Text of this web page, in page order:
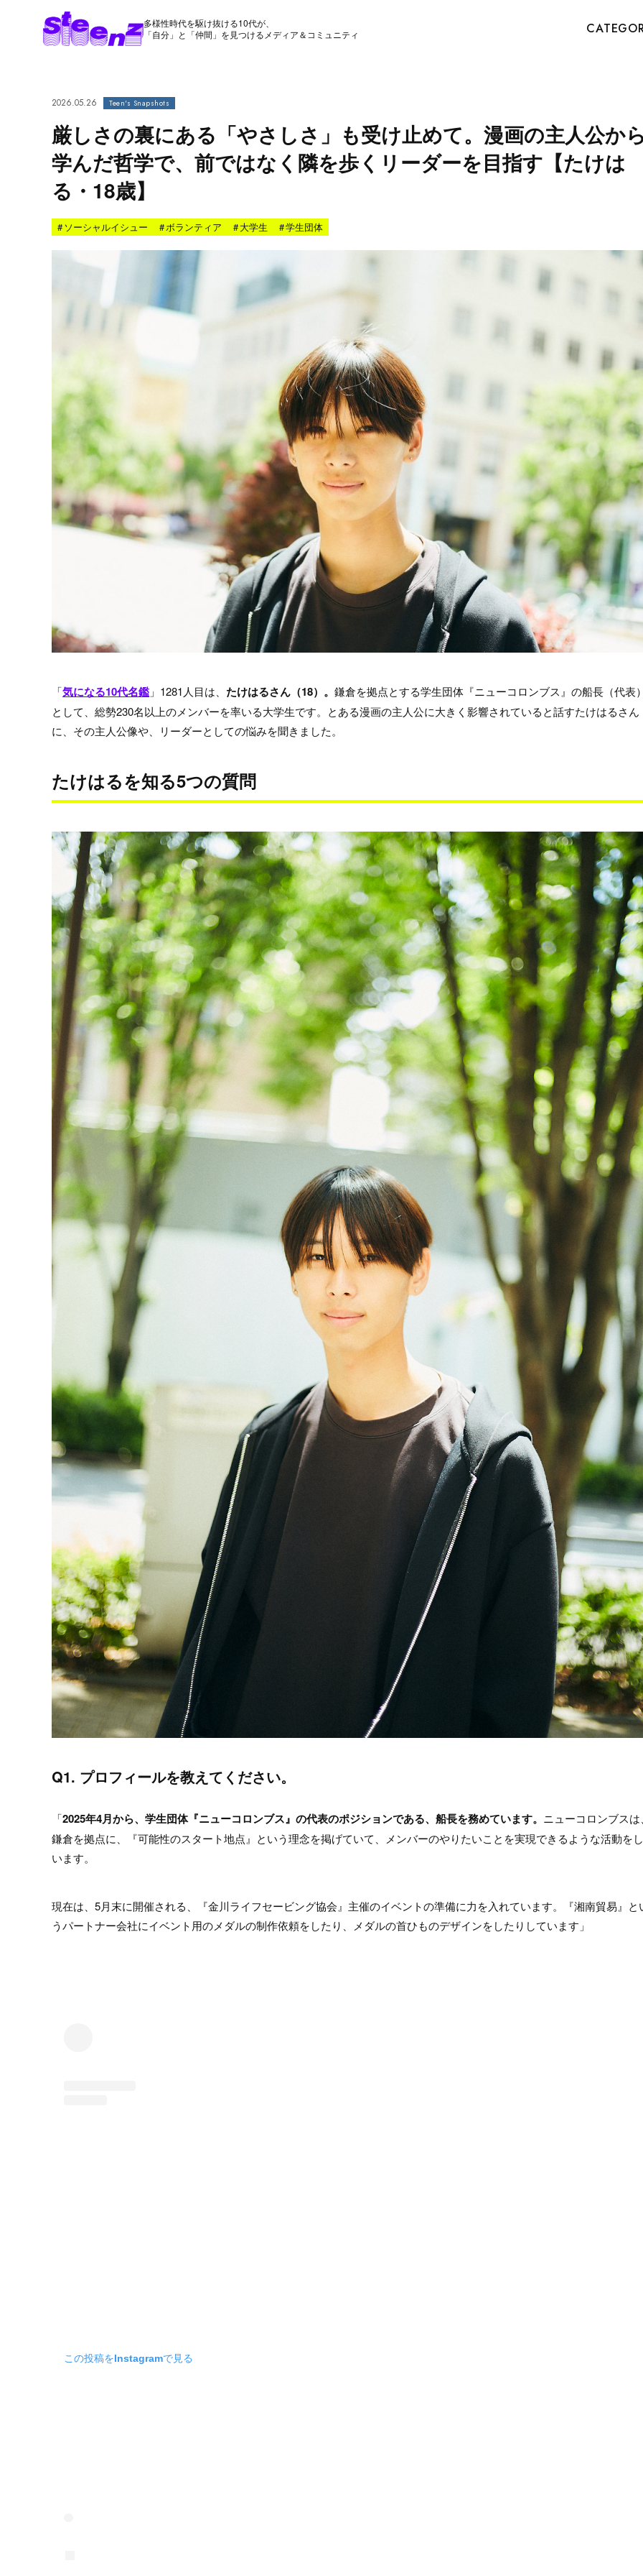
多様性時代を駆け抜ける10代が、
「自分」と「仲間」を見つけるメディア＆コミュニティ
2026.05.26 Teen's Snapshots
厳しさの裏にある「やさしさ」も受け止めて。漫画の主人公か
学んだ哲学で、前ではなく隣を歩くリーダーを目指す【たけは
る・18歳】
# ソーシャルイシュー #ボランティア #大学生 #学生団体
「気になる10代名鑑 」1281人目は、 たけはるさん（18）。 鎌倉を拠点とする学生団体『ニューコロンブス』の船長（代表
として、総勢230名以上のメンバーを率いる大学生です。とある漫画の主人公に大きく影響されていると話すたけはるさん
に、その主人公像や、リーダーとしての悩みを聞きました。
たけはるを知る5つの質問
Q1. プロフィールを教えてください。
「2025年4月から、学生団体『ニューコロンブス』の代表のポジションである、船長を務めています。 ニューコロンブスは
鎌倉を拠点に、『可能性のスタート地点』という理念を掲げていて、メンバーのやりたいことを実現できるような活動を
います。
現在は、5月末に開催される、『金川ライフセービング協会』主催のイベントの準備に力を入れています。『湘南貿易』と
うパートナー会社にイベント用のメダルの制作依頼をしたり、メダルの首ひものデザインをしたりしています」
この投稿をInstagramで見る